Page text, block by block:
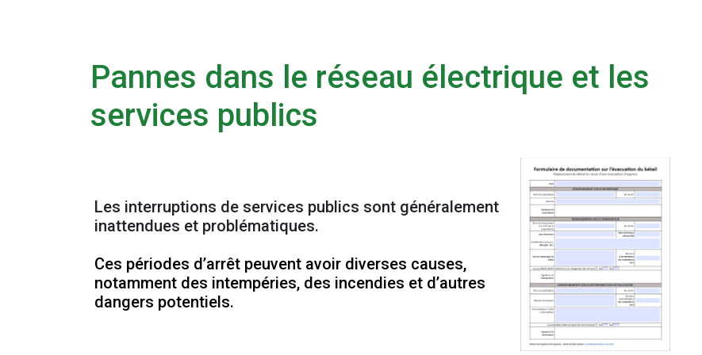
Pannes dans le réseau électrique et les
services publics
Les interruptions de services publics sont généralement
inattendues et problématiques.
Ces périodes d’arrêt peuvent avoir diverses causes,
notamment des intempéries, des incendies et d’autres
dangers potentiels.